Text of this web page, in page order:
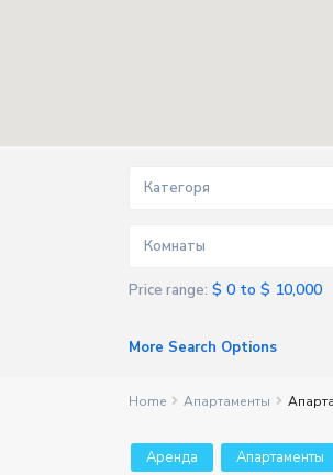
Категоря
Комнаты
Price range: $ 0 to $ 10,000
More Search Options
Home Апартаменты
Aренда Апартаменты